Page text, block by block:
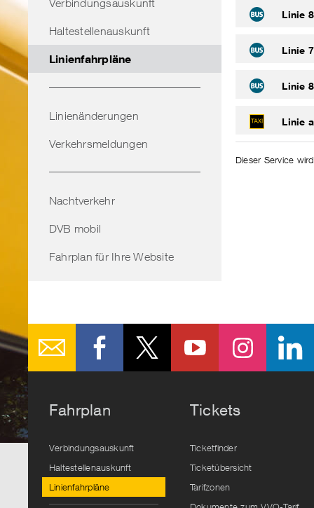
Verbindungsauskunft
Haltestellenauskunft
Linienfahrpläne
Linienänderungen
Verkehrsmeldungen
Nachtverkehr
DVB mobil
Fahrplan für Ihre Website
Linie
Linie
Linie
Linie
Dieser Service
Fahrplan
Verbindungsauskunft
Haltestellenauskunft
Linienfahrpläne
Tickets
Ticketfinder
Ticketübersicht
Tarifzonen